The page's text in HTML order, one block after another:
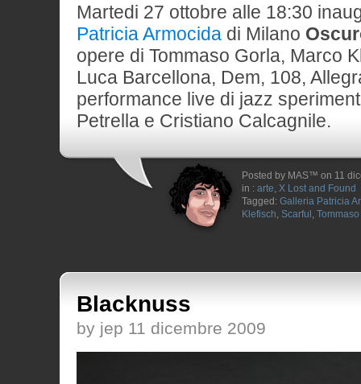
Martedi 27 ottobre alle 18:30
Patricia Armocida di Milano
opere di Tommaso Gorla, Marco
Luca Barcellona, Dem, 108,
performance live di jazz
Petrella e Cristiano Calcagnile.
Posted by MAS™ on 11
in : arte, X Lost and Found
Tagged: Galleria Patricia
Klefisch, Scarful ,
Blacknuss
by jep 11 dicembre 2009